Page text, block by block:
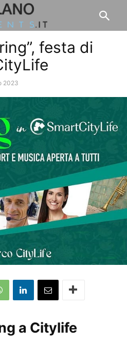
festa di
2023
a Citylife